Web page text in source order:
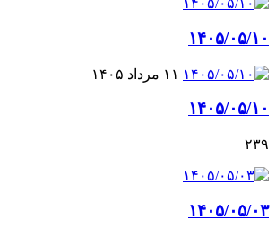
۱۴۰۵/۰۵/۱۰
۱۱ مرداد ۱۴۰۵
۱۴۰۵/۰۵/۱۰
۲۳۹
۱۴۰۵/۰۵/۰۳